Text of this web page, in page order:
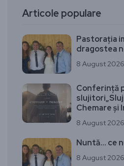
Articole populare
Pastorația
dragostea
8 August 2026
Conferință
Chemare și
8 August 2026
Nuntă… ce
8 August 2026